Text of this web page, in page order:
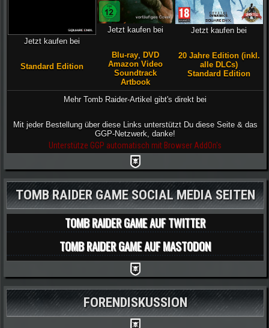
Jetzt kaufen bei
Standard Edition
Jetzt kaufen bei
Blu-ray, DVD
Amazon Video
Soundtrack
Artbook
Jetzt kaufen bei
20 Jahre Edition (inkl.
alle DLCs)
Standard Edition
Mehr Tomb Raider-Artikel gibt's direkt bei
Mit jeder Bestellung über diese Links unterstützt Du diese Seite & das
GGP-Netzwerk, danke!
Unterstütze GGP automatisch mit Browser AddOn's
TOMB RAIDER GAME SOCIAL MEDIA SEITEN
TOMB RAIDER GAME AUF TWITTER
TOMB RAIDER GAME AUF MASTODON
FORENDISKUSSION